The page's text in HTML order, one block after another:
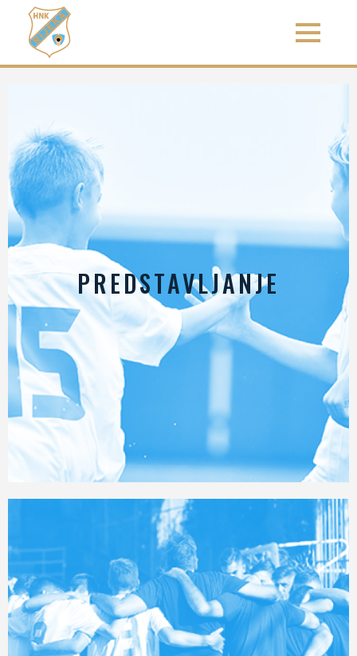
PREDSTAVLJANJE